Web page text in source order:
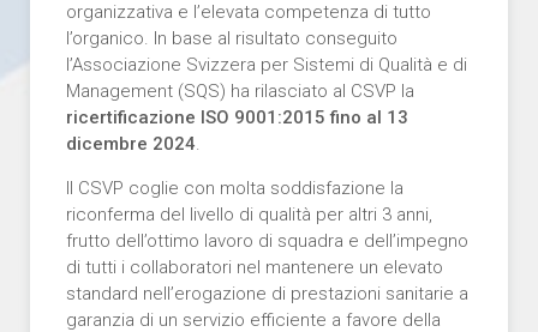
organizzativa e l’elevata competenza di tutto
l’organico. In base al risultato conseguito
l’Associazione Svizzera per Sistemi di Qualità e di
Management (SQS) ha rilasciato al CSVP la
ricertificazione ISO 9001:2015 fino al 13
dicembre 2024.
Il CSVP coglie con molta soddisfazione la
riconferma del livello di qualità per altri 3 anni,
frutto dell’ottimo lavoro di squadra e dell’impegno
di tutti i collaboratori nel mantenere un elevato
standard nell’erogazione di prestazioni sanitarie a
garanzia di un servizio efficiente a favore della